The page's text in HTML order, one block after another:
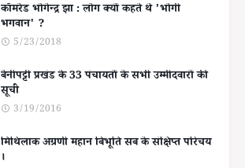
कॉमरेड भोगेन्द्र झा : लोग क्यों कहते थे 'भोगी
भगवान' ?
5/23/2018
बेनीपट्टी प्रखंड के 33 पंचायतों के सभी उम्मीदवारों की
सूची
3/19/2016
मिथिलाक अग्रणी महान बिभूति सब के संक्षिप्त परिचय
।